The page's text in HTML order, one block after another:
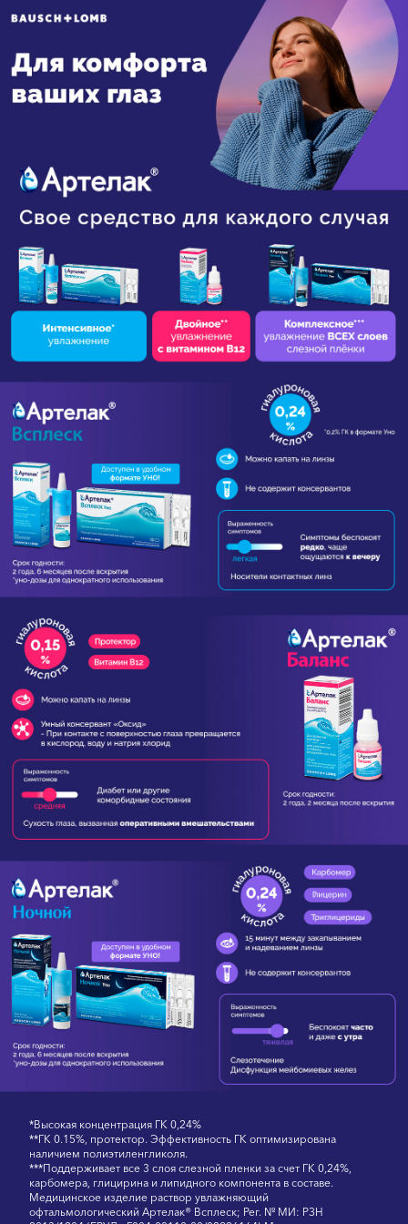
*Высокая концентрация ГК 0,24%
**ГК 0.15%, протектор. Эффективность ГК оптимизирована
наличием полиэтиленгликоля.
***Поддерживает все 3 слоя слезной пленки за счет ГК 0,24%,
карбомера, глицирина и липидного компонента в составе.
Медицинское изделие раствор увлажняющий
офтальмологический Артелак® Всплеск; Рег. № МИ: РЗН